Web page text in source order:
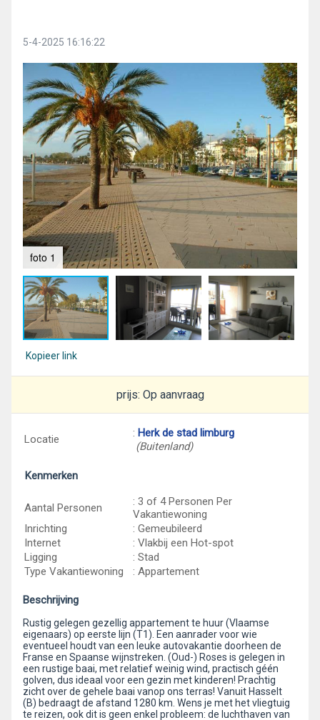
5-4-2025 16:16:22
foto 1
Kopieer link
prijs: Op aanvraag
Locatie : Herk de stad limburg
(Buitenland)
Kenmerken
Aantal Personen
: 3 of 4 Personen Per
Vakantiewoning
Inrichting
: Gemeubileerd
Internet
: Vlakbij een Hot-spot
Ligging
: Stad
Type Vakantiewoning
: Appartement
Beschrijving
Rustig gelegen gezellig appartement te huur (Vlaamse
eigenaars) op eerste lijn (T1). Een aanrader voor wie
eventueel houdt van een leuke autovakantie doorheen de
Franse en Spaanse wijnstreken. (Oud-) Roses is gelegen in
een rustige baai, met relatief weinig wind, practisch géén
golven, dus ideaal voor een gezin met kinderen! Prachtig
zicht over de gehele baai vanop ons terras! Vanuit Hasselt
(B) bedraagt de afstand 1280 km. Wens je met het vliegtuig
te reizen, ook dit is geen enkel probleem: de luchthaven van